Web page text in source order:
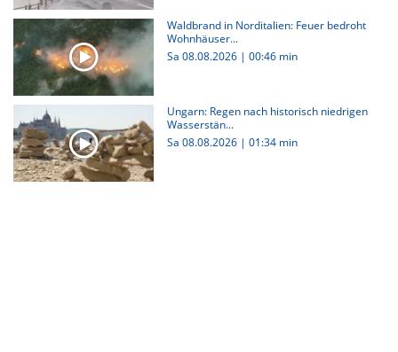
Waldbrand in Norditalien: Feuer bedroht
Wohnhäuser...
Sa 08.08.2026 | 00:46 min
Ungarn: Regen nach historisch niedrigen
Wasserstän...
Sa 08.08.2026 | 01:34 min